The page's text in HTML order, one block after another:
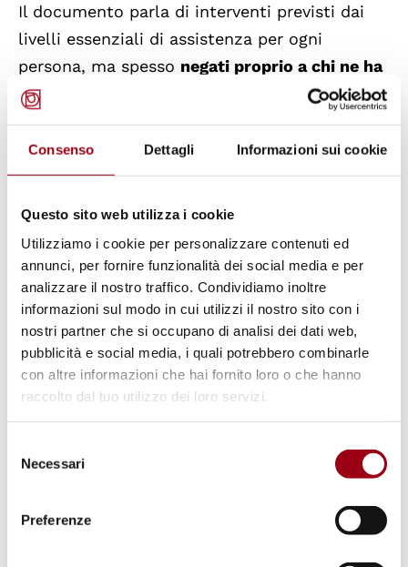
Consenso Dettagli Informazioni sui cookie
Questo sito web utilizza i cookie
Utilizziamo i cookie per personalizzare contenuti ed
annunci, per fornire funzionalità dei social media e per
analizzare il nostro traffico. Condividiamo inoltre
informazioni sul modo in cui utilizzi il nostro sito con i
nostri partner che si occupano di analisi dei dati web,
pubblicità e social media, i quali potrebbero combinarle
con altre informazioni che hai fornito loro o che hanno
raccolto dal tuo utilizzo dei loro servizi.
delNecessari
Preferenze
Il documento parla di interventi previsti dai
livelli essenziali di assistenza per ogni
persona, ma spesso negati proprio a chi ne ha
più bisogno
Leraccomandazionisono state predisposte e
validate perché troppo spesso vengono
ostacoli all'ascolto e alla partecipazione
attiva delle persone malate e dei loro
familiari, proprio nel momento di accesso a
risposte di cui hanno necessità e diritto.
Questi problemi sono stati affrontati per la
prima volta dalla Fondazione Zancan in
occasione della presentazione, nel 2004, della
Carta etica delle professioni che operano a
, approvata da varie
organizzazioni professionali